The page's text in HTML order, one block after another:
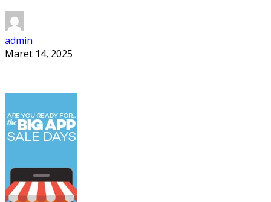
admin
Maret 14, 2025